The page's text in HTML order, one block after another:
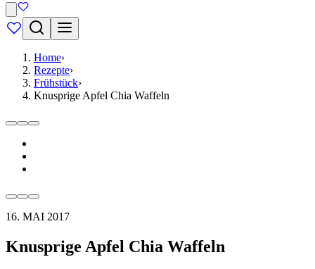
Home›
Rezepte›
Frühstück›
Knusprige Apfel Chia Waffeln
16. MAI 2017
Knusprige Apfel Chia Waffeln